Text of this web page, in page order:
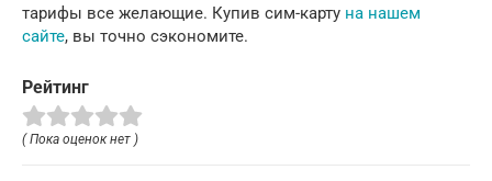
тарифы все желающие. Купив сим-карту на нашем
сайте, вы точно сэкономите.
Рейтинг
( Пока оценок нет )